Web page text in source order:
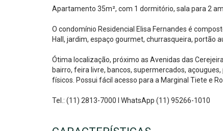
Apartamento 35m², com 1 dormitório, sala para 2
O condomínio Residencial Elisa Fernandes é
Hall, jardim, espaço gourmet, churrasqueira, portão
Ótima localização, próximo as Avenidas das
bairro, feira livre, bancos, supermercados,
físicos. Possui fácil acesso para a Marginal Tiete e
Tel.: (11) 2813-7000 I WhatsApp (11) 95266-1010